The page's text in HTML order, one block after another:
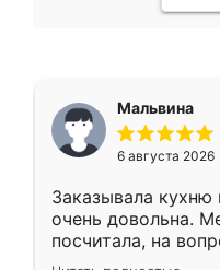
Мальвина
6 августа 2026
Заказывала кухню
очень довольна.
посчитала, на
Замерщик приехал